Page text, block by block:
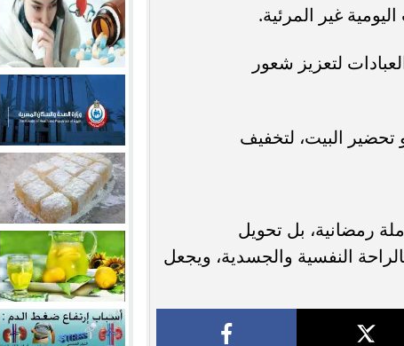
غير المرئية.
لتعزيز شعور
تحضير البيت، لتخفيف
رمضانية، بل تحويل
النفسية والجسدية، ويجعل